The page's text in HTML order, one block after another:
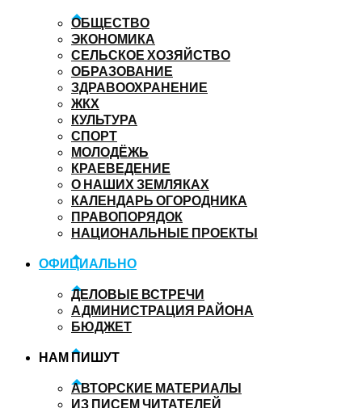
ОБЩЕСТВО
ЭКОНОМИКА
СЕЛЬСКОЕ ХОЗЯЙСТВО
ОБРАЗОВАНИЕ
ЗДРАВООХРАНЕНИЕ
ЖКХ
КУЛЬТУРА
СПОРТ
МОЛОДЁЖЬ
КРАЕВЕДЕНИЕ
О НАШИХ ЗЕМЛЯКАХ
КАЛЕНДАРЬ ОГОРОДНИКА
ПРАВОПОРЯДОК
НАЦИОНАЛЬНЫЕ ПРОЕКТЫ
ОФИЦИАЛЬНО
ДЕЛОВЫЕ ВСТРЕЧИ
АДМИНИСТРАЦИЯ РАЙОНА
БЮДЖЕТ
НАМ ПИШУТ
АВТОРСКИЕ МАТЕРИАЛЫ
ИЗ ПИСЕМ ЧИТАТЕЛЕЙ